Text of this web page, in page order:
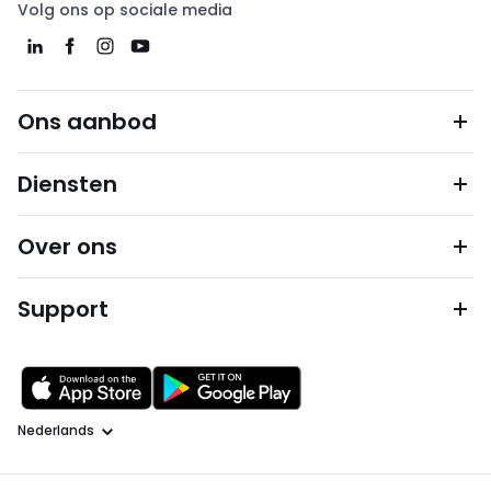
Volg ons op sociale media
Ons aanbod
Diensten
Over ons
Support
Taal